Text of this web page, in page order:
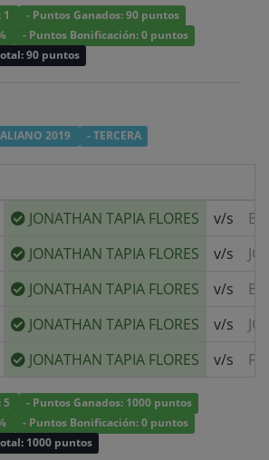
- Puntos Ganados: 90 puntos
- Puntos Bonificación: 0 puntos
90 puntos
2019 - TERCERA
JONATHAN TAPIA FLORES v/s
JONATHAN TAPIA FLORES v/s
JONATHAN TAPIA FLORES v/s
JONATHAN TAPIA FLORES v/s
JONATHAN TAPIA FLORES v/s
5
- Puntos Ganados: 1000 puntos
- Puntos Bonificación: 0 puntos
1000 puntos